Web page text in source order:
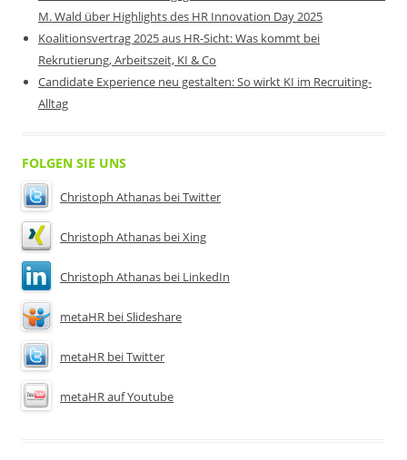
M. Wald über Highlights des HR Innovation Day 2025
Koalitionsvertrag 2025 aus HR-Sicht: Was kommt bei
Rekrutierung, Arbeitszeit, KI & Co
Candidate Experience neu gestalten: So wirkt KI im Recruiting-
Alltag
FOLGEN SIE UNS
Christoph Athanas bei Twitter
Christoph Athanas bei Xing
Christoph Athanas bei LinkedIn
metaHR bei Slideshare
metaHR bei Twitter
metaHR auf Youtube